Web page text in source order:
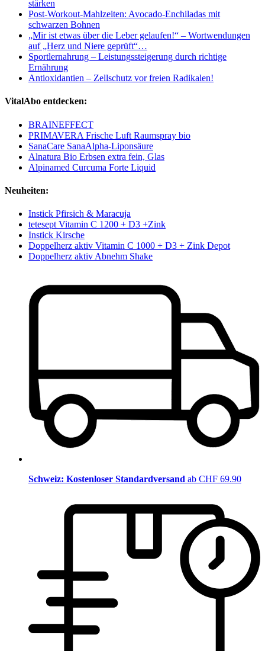
stärken
Post-Workout-Mahlzeiten: Avocado-Enchiladas mit
schwarzen Bohnen
„Mir ist etwas über die Leber gelaufen!“ – Wortwendungen
auf „Herz und Niere geprüft“…
Sportlernahrung – Leistungssteigerung durch richtige
Ernährung
Antioxidantien – Zellschutz vor freien Radikalen!
VitalAbo entdecken:
BRAINEFFECT
PRIMAVERA Frische Luft Raumspray bio
SanaCare SanaAlpha-Liponsäure
Alnatura Bio Erbsen extra fein, Glas
Alpinamed Curcuma Forte Liquid
Neuheiten:
Instick Pfirsich & Maracuja
tetesept Vitamin C 1200 + D3 +Zink
Instick Kirsche
Doppelherz aktiv Vitamin C 1000 + D3 + Zink Depot
Doppelherz aktiv Abnehm Shake
Schweiz: Kostenloser Standardversand ab CHF 69.90